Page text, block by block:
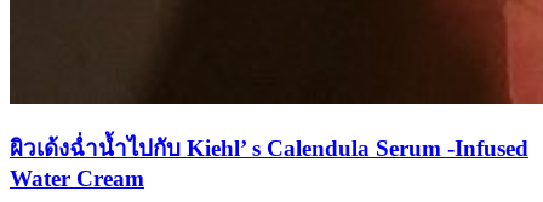
ผิวเด้งฉ่ำน้ำไปกับ Kiehl’ s Calendula Serum -Infused
Water Cream